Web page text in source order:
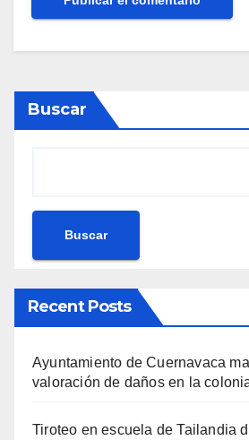
Buscar
Buscar
Recent Posts
Ayuntamiento de Cuernavaca
valoración de daños en la
Tiroteo en escuela de Tailandia